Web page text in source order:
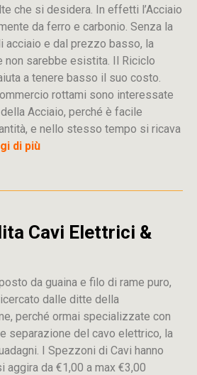
che si desidera. In effetti l’Acciaio
da ferro e carbonio. Senza la
acciaio e dal prezzo basso, la
non sarebbe esistita. Il Riciclo
a tenere basso il suo costo.
rottami sono interessate
Acciaio, perché è facile
e nello stesso tempo si ricava
di più
Cavi Elettrici &
da guaina e filo di rame puro,
dalle ditte della
perché ormai specializzate con
separazione del cavo elettrico, la
I Spezzoni di Cavi hanno
aggira da €1,00 a max €3,00